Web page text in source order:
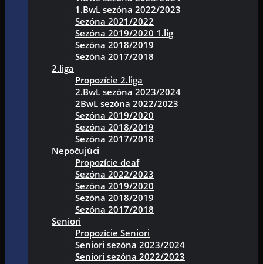
1.BwL sezóna 2022/2023
Sezóna 2021/2022
Sezóna 2019/2020 1.lig
Sezóna 2018/2019
Sezóna 2017/2018
2.liga
Propozície 2.liga
2.BwL sezóna 2023/2024
2BwL sezóna 2022/2023
Sezóna 2019/2020
Sezóna 2018/2019
Sezóna 2017/2018
Nepočujúci
Propozície deaf
Sezóna 2022/2023
Sezóna 2019/2020
Sezóna 2018/2019
Sezóna 2017/2018
Seniori
Propozície Seniori
Seniori sezóna 2023/2024
Seniori sezóna 2022/2023